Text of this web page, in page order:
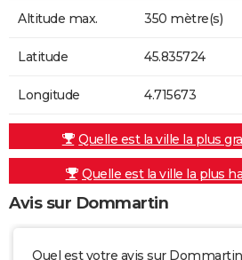
Altitude max. 350 mètre(s)
Latitude 45.835724
Longitude 4.715673
Quelle est la ville la plus
Quelle est la ville la plus
Avis sur Dommartin
Quel est votre avis sur